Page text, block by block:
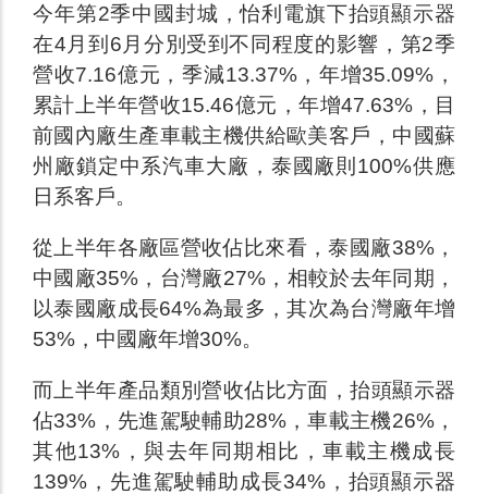
今年第2季中國封城，怡利電旗下抬頭顯示器
在4月到6月分別受到不同程度的影響，第2季
營收7.16億元，季減13.37%，年增35.09%，
累計上半年營收15.46億元，年增47.63%，目
前國內廠生產車載主機供給歐美客戶，中國蘇
州廠鎖定中系汽車大廠，泰國廠則100%供應
日系客戶。
從上半年各廠區營收佔比來看，泰國廠38%，
中國廠35%，台灣廠27%，相較於去年同期，
以泰國廠成長64%為最多，其次為台灣廠年增
53%，中國廠年增30%。
而上半年產品類別營收佔比方面，抬頭顯示器
佔33%，先進駕駛輔助28%，車載主機26%，
其他13%，與去年同期相比，車載主機成長
139%，先進駕駛輔助成長34%，抬頭顯示器